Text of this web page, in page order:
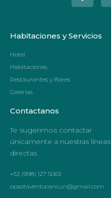
Habitaciones y Servicios
Hotel.
Habitaciones.
Restaurantes y Bares.
Galerias.
Contactanos
Te sugerimos contactar
únicamente a nuestras líneas
directas
+52 (998) 127 5063
opsotaventocancun@gmail.com